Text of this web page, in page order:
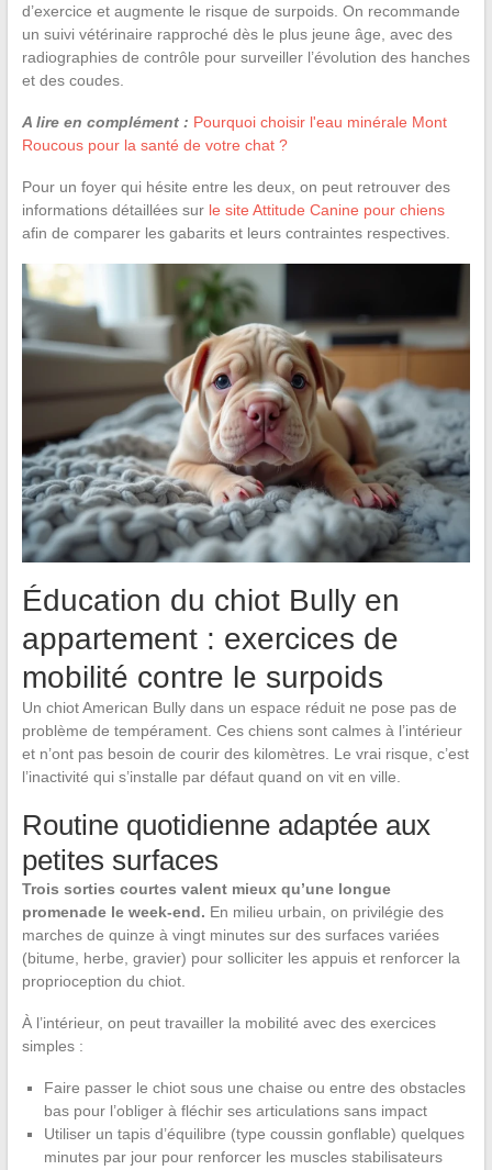
d’exercice et augmente le risque de surpoids. On recommande
un suivi vétérinaire rapproché dès le plus jeune âge, avec des
radiographies de contrôle pour surveiller l’évolution des hanches
et des coudes.
A lire en complément : Pourquoi choisir l'eau minérale Mont
Roucous pour la santé de votre chat ?
Pour un foyer qui hésite entre les deux, on peut retrouver des
informations détaillées sur le site Attitude Canine pour chiens
afin de comparer les gabarits et leurs contraintes respectives.
Éducation du chiot Bully en
appartement : exercices de
mobilité contre le surpoids
Un chiot American Bully dans un espace réduit ne pose pas de
problème de tempérament. Ces chiens sont calmes à l’intérieur
et n’ont pas besoin de courir des kilomètres. Le vrai risque, c’est
l’inactivité qui s’installe par défaut quand on vit en ville.
Routine quotidienne adaptée aux
petites surfaces
Trois sorties courtes valent mieux qu’une longue
promenade le week-end. En milieu urbain, on privilégie des
marches de quinze à vingt minutes sur des surfaces variées
(bitume, herbe, gravier) pour solliciter les appuis et renforcer la
proprioception du chiot.
À l’intérieur, on peut travailler la mobilité avec des exercices
simples :
Faire passer le chiot sous une chaise ou entre des obstacles
bas pour l’obliger à fléchir ses articulations sans impact
Utiliser un tapis d’équilibre (type coussin gonflable) quelques
minutes par jour pour renforcer les muscles stabilisateurs